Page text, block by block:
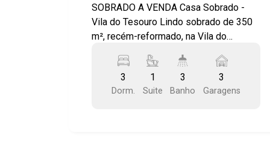
Campos/SP
SOBRADO A VENDA Casa Sobrado -
Vila do Tesouro Lindo sobrado de 350
m², recém-reformado, na Vila do
sendo 1 suíte, sala ampla com dois
ambientes e banheiro social. Térreo:
sala ampla com 3 ambientes integrada
3
Dorm.
1
Suite
3
Banho
3
Garagens